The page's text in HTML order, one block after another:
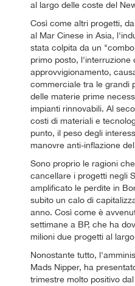
al largo delle coste del
Così come altri progetti,
al Mar Cinese in Asia,
stata colpita da un
primo posto, l'interruzione
approvvigionamento,
commerciale tra le grandi
delle materie prime
impianti rinnovabili. Al
costi di materiali e
punto, il peso degli
manovre anti-inflazione
Sono proprio le ragioni
cancellare i progetti negli
amplificato le perdite in
subito un calo di
anno. Così come è
settimane a BP, che ha
milioni due progetti al
Nonostante tutto,
Mads Nipper, ha
trimestre molto positivo